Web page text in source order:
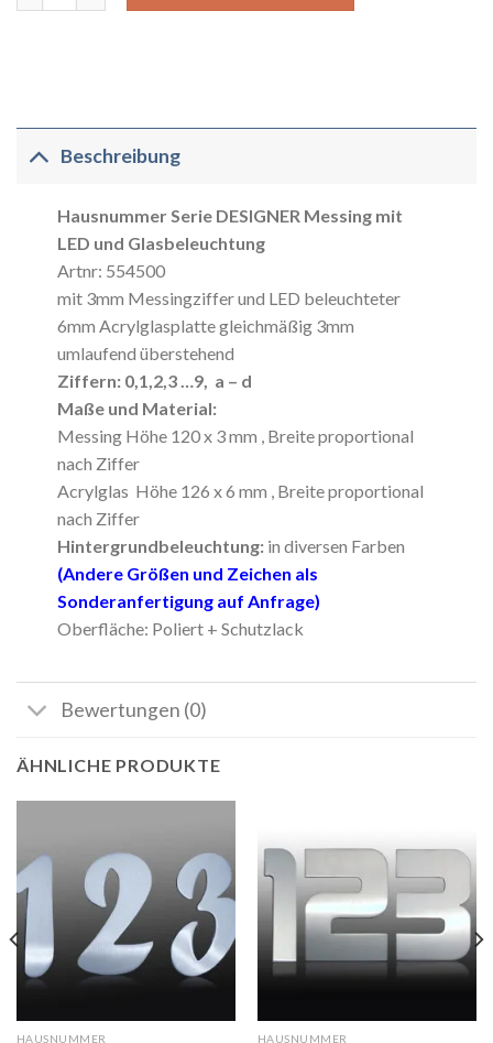
Beschreibung
Hausnummer Serie DESIGNER Messing mit
LED und Glasbeleuchtung
Artnr: 554500
mit 3mm Messingziffer und LED beleuchteter
6mm Acrylglasplatte gleichmäßig 3mm
umlaufend überstehend
Ziffern: 0,1,2,3 …9, a – d
Maße und Material:
Messing Höhe 120 x 3 mm , Breite proportional
nach Ziffer
Acrylglas Höhe 126 x 6 mm , Breite proportional
nach Ziffer
Hintergrundbeleuchtung:in diversen Farben
(Andere Größen und Zeichen als
Sonderanfertigung auf Anfrage)
Oberfläche: Poliert + Schutzlack
Bewertungen (0)
ÄHNLICHE PRODUKTE
HAUSNUMMER HAUSNUMMER